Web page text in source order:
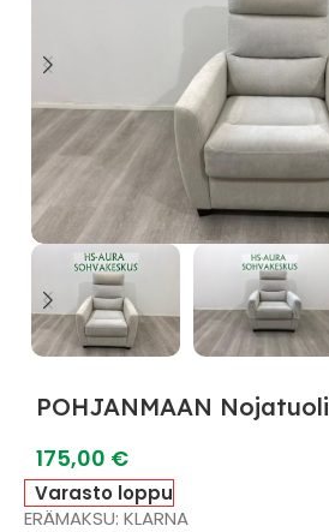
POHJANMAAN Nojatuoli
175,00 €
Varasto loppu
ERÄMAKSU: KLARNA